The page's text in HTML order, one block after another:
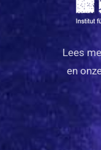
Lees
en